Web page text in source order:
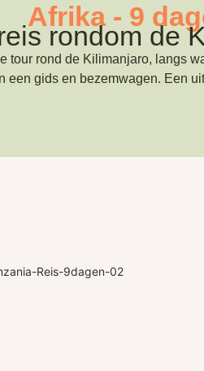
Afrika - 9
rondom de
tour rond de Kilimanjaro, langs
gids en bezemwagen. Een